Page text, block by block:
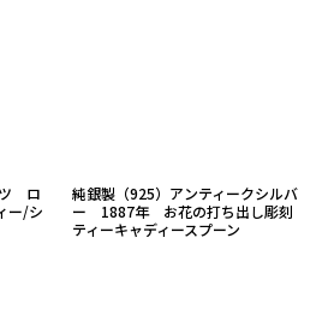
ロ
ー/シ
純銀製（925）アンティークシルバ
ー 1887年 お花の打ち出し彫刻
ティーキャディースプーン